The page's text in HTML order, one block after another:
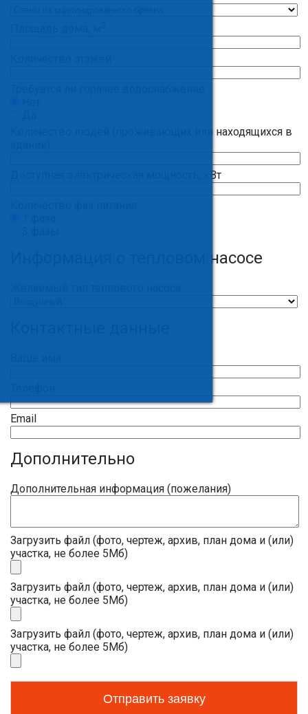
Количество людей (проживающих или находящихся в
Доступная электрическая мощность, кВт
Информация о тепловом насосе
Email
Дополнительно
Дополнительная информация (пожелания)
Загрузить файл (фото, чертеж, архив, план дома и (или)
участка, не более 5Мб)
Загрузить файл (фото, чертеж, архив, план дома и (или)
участка, не более 5Мб)
Загрузить файл (фото, чертеж, архив, план дома и (или)
участка, не более 5Мб)